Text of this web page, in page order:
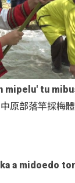
mipelu' tu
原部落竿採梅
a midoedo